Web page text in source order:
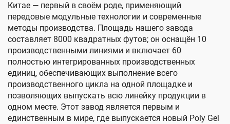
Китае — первый в своём роде, применяющий
передовые модульные технологии и современные
методы производства. Площадь нашего завода
составляет 8000 квадратных футов; он оснащён 10
производственными линиями и включает 60
полностью интегрированных производственных
единиц, обеспечивающих выполнение всего
производственного цикла на одной площадке и
позволяющих выпускать всю линейку продукции в
одном месте. Этот завод является первым и
единственным в мире, где выпускается новый Poly Gel